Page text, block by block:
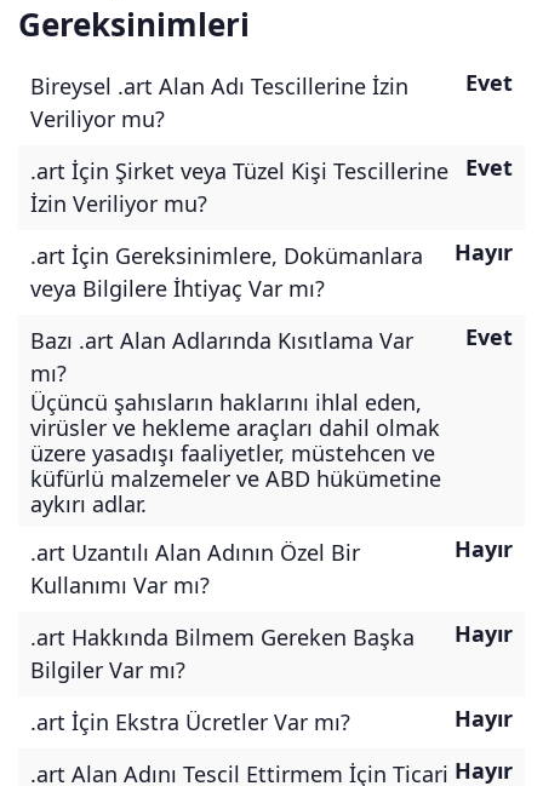
Gereksinimleri
Bireysel .art Alan Adı Tescillerine İzin
Veriliyor mu?
Evet
.art İçin Şirket veya Tüzel Kişi Tescillerine
İzin Veriliyor mu?
Evet
.art İçin Gereksinimlere, Dokümanlara
veya Bilgilere İhtiyaç Var mı?
Hayır
Bazı .art Alan Adlarında Kısıtlama Var
mı?
Üçüncü şahısların haklarını ihlal eden,
virüsler ve hekleme araçları dahil olmak
üzere yasadışı faaliyetler, müstehcen ve
küfürlü malzemeler ve ABD hükümetine
aykırı adlar.
Evet
.art Uzantılı Alan Adının Özel Bir
Kullanımı Var mı?
Hayır
.art Hakkında Bilmem Gereken Başka
Bilgiler Var mı?
Hayır
.art İçin Ekstra Ücretler Var mı?
Hayır
.art Alan Adını Tescil Ettirmem İçin Ticari Hayır